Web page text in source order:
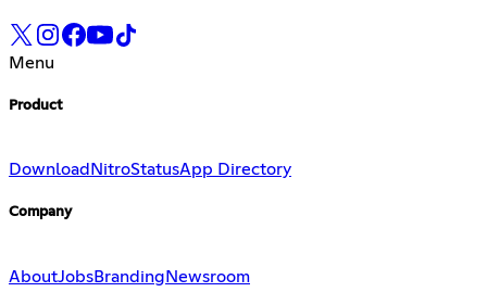
Menu
Product
Download NitroStatusApp Directory
Company
AboutJobsBrandingNewsroom